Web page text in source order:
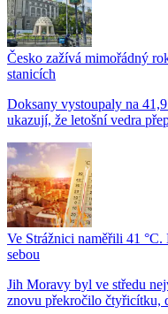
Česko zažívá mimořádný
stanicích
Doksany vystoupaly na
ukazují, že letošní vedra
Ve Strážnici naměřili 41
sebou
Jih Moravy byl ve středu
znovu překročilo čtyřicítku,